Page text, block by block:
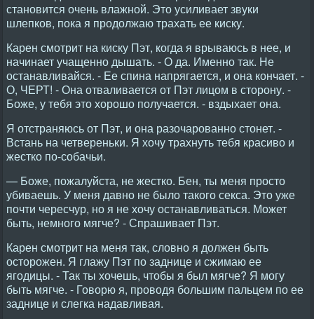
становится очень влажной. Это усиливает звуки
шлепков, пока я продолжаю трахать ее киску.
Карен смотрит на киску Пэт, когда я врываюсь в нее, и
начинает учащенно дышать. - О да. Именно так. Не
останавливайся. - Ее спина напрягается, и она кончает. -
О, ЧЕРТ! - Она отваливается от Пэт лицом в сторону. -
Боже, у тебя это хорошо получается. - вздыхает она.
Я отстраняюсь от Пэт, и она разочарованно стонет. -
Встань на четвереньки. Я хочу трахнуть тебя красиво и
жестко по-собачьи.
— Боже, пожалуйста, не жестко. Бен, ты меня просто
убиваешь. У меня давно не было такого секса. Это уже
почти чересчур, но я не хочу останавливаться. Может
быть, немного мягче? - Спрашивает Пэт.
Карен смотрит на меня так, словно я должен быть
осторожен. Я глажу Пэт по заднице и сжимаю ее
ягодицы. - Так ты хочешь, чтобы я был мягче? Я могу
быть мягче. - Говорю я, проводя большим пальцем по ее
заднице и слегка надавливая.